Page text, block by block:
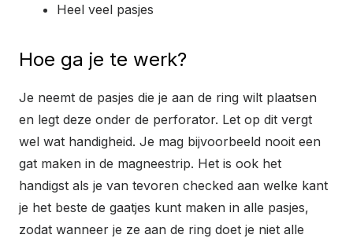
Heel veel pasjes
Hoe ga je te werk?
Je neemt de pasjes die je aan de ring wilt plaatsen
en legt deze onder de perforator. Let op dit vergt
wel wat handigheid. Je mag bijvoorbeeld nooit een
gat maken in de magneestrip. Het is ook het
handigst als je van tevoren checked aan welke kant
je het beste de gaatjes kunt maken in alle pasjes,
zodat wanneer je ze aan de ring doet je niet alle